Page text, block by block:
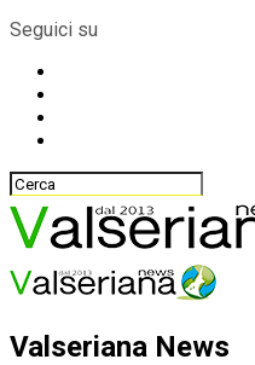
Seguici su
Valseriana News